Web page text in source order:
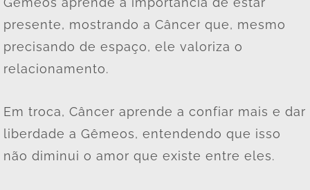
presente, mostrando a Câncer que, mesmo
precisando de espaço, ele valoriza o
relacionamento.
Em troca, Câncer aprende a confiar mais e dar
liberdade a Gêmeos, entendendo que isso
não diminui o amor que existe entre eles.